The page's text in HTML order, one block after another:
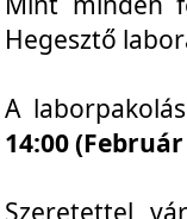
Hegesztő
A
14:00
Szeretettel